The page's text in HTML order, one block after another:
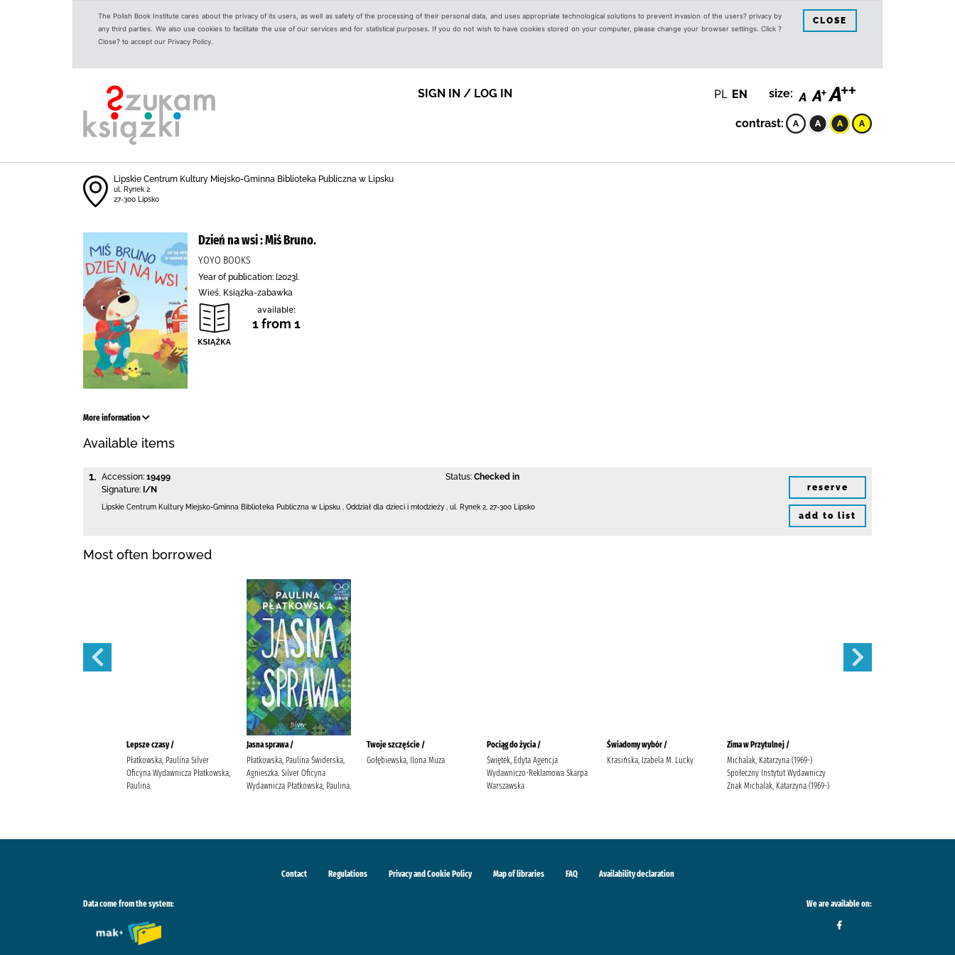
The Polish Book Institute cares about the privacy of its users, as well as safety of the processing of their personal data, and uses appropriate technological solutions to prevent invasion of the users? privacy by
any third parties. We also use cookies to facilitate the use of our services and for statistical purposes. If you do not wish to have cookies stored on your computer, please change your browser settings. Click ?
Close? to accept our Privacy Policy.
CLOSE
SIGN IN / LOG IN PL EN size:
contrast:
Lipskie Centrum Kultury Miejsko-Gminna Biblioteka Publiczna w Lipsku
ul. Rynek 2
27-300 Lipsko
Dzień na wsi : Miś Bruno.
YOYO BOOKS
Year of publication: [2023].
Wieś, Książka-zabawka
available:
1 from 1
More information
Available items
1. Accession: 19499
Signature: I/N
Status: Checked in
Lipskie Centrum Kultury Miejsko-Gminna Biblioteka Publiczna w Lipsku Oddział dla dzieci i młodzieży , ul. Rynek 2 27-300 Lipsko
reserve
add to list
Most often borrowed
Lepsze czasy /
Płatkowska, Paulina Silver
Oficyna Wydawnicza Płatkowska,
Paulina.
Jasna sprawa /
Płatkowska, Paulina Świderska,
Agnieszka. Silver Oficyna
Wydawnicza Płatkowska, Paulina.
Twoje szczęście /
Gołębiewska, Ilona Muza
Pociąg do życia /
Świętek, Edyta Agencja
Wydawniczo-Reklamowa Skarpa
Warszawska
Świadomy wybór /
Krasińska, Izabela M. Lucky
Zima w Przytulnej /
Michalak, Katarzyna (1969-)
Społeczny Instytut Wydawniczy
Znak Michalak, Katarzyna (1969-)
Contact Regulations Privacy and Cookie Policy Map of libraries FAQ Availability declaration
Data come from the system: We are available on: